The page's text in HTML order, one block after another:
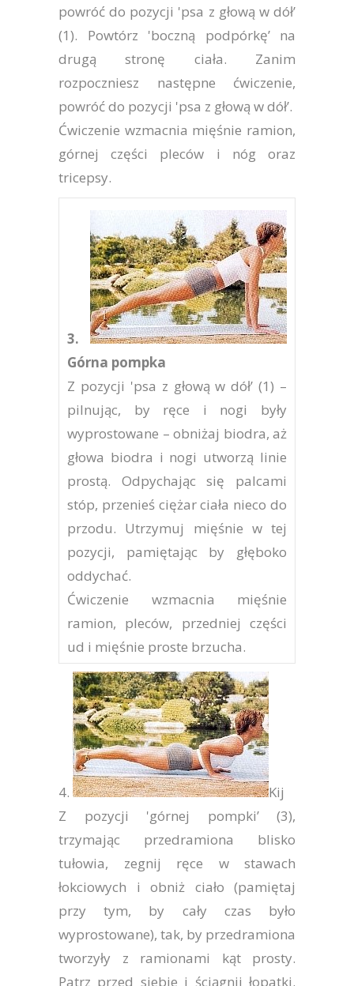
powróć do pozycji 'psa z głową w dół’
(1). Powtórz 'boczną podpórkę’ na
drugą stronę ciała. Zanim
rozpoczniesz następne ćwiczenie,
powróć do pozycji 'psa z głową w dół’.
Ćwiczenie wzmacnia mięśnie ramion,
górnej części pleców i nóg oraz
tricepsy.
3.
Górna pompka
Z pozycji 'psa z głową w dół’ (1) –
pilnując, by ręce i nogi były
wyprostowane – obniżaj biodra, aż
głowa biodra i nogi utworzą linie
prostą. Odpychając się palcami
stóp, przenieś ciężar ciała nieco do
przodu. Utrzymuj mięśnie w tej
pozycji, pamiętając by głęboko
oddychać.
Ćwiczenie wzmacnia mięśnie
ramion, pleców, przedniej części
ud i mięśnie proste brzucha.
4.
Kij
Z pozycji 'górnej pompki’ (3),
trzymając przedramiona blisko
tułowia, zegnij ręce w stawach
łokciowych i obniż ciało (pamiętaj
przy tym, by cały czas było
wyprostowane), tak, by przedramiona
tworzyły z ramionami kąt prosty.
Patrz przed siebie i ściągnij łopatki.